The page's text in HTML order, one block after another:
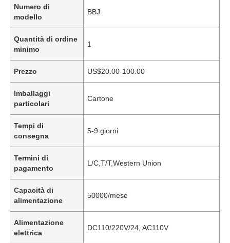
Numero di
modello
BBJ
Quantità di ordine
minimo
1
Prezzo US$20.00-100.00
Imballaggi
particolari
Cartone
Tempi di
consegna
5-9 giorni
Termini di
pagamento
L/C,T/T,Western Union
Capacità di
alimentazione
50000/mese
Alimentazione
elettrica
DC110/220V/24, AC110V